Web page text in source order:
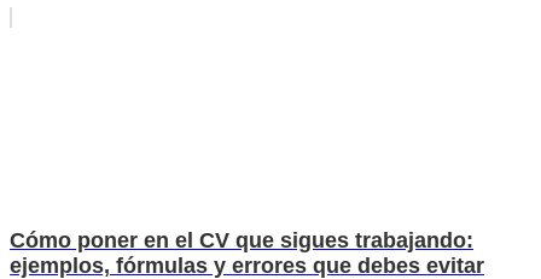
Cómo poner en el CV que sigues trabajando:
ejemplos, fórmulas y errores que debes evitar